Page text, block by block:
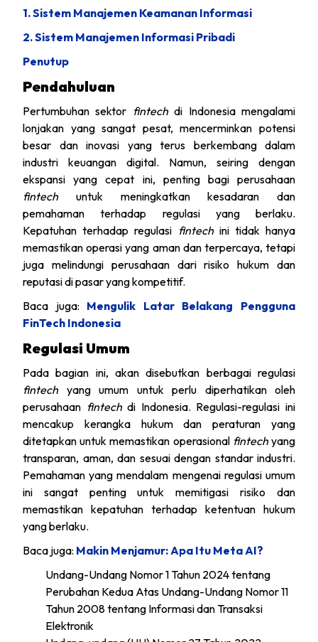
1. Sistem Manajemen Keamanan Informasi
2. Sistem Manajemen Informasi Pribadi
Penutup
Pendahuluan
Pertumbuhan sektor fintechdi Indonesia mengalami
lonjakan yang sangat pesat, mencerminkan potensi
besar dan inovasi yang terus berkembang dalam
industri keuangan digital. Namun, seiring dengan
ekspansi yang cepat ini, penting bagi perusahaan
fintech untuk meningkatkan kesadaran dan
pemahaman terhadap regulasi yang berlaku.
Kepatuhan terhadap regulasi fintech ini tidak hanya
memastikan operasi yang aman dan terpercaya, tetapi
juga melindungi perusahaan dari risiko hukum dan
reputasi di pasar yang kompetitif.
Baca juga: Mengulik Latar Belakang Pengguna
FinTech Indonesia
Regulasi Umum
Pada bagian ini, akan disebutkan berbagai regulasi
fintech yang umum untuk perlu diperhatikan oleh
perusahaan fintechdi Indonesia. Regulasi-regulasi ini
mencakup kerangka hukum dan peraturan yang
ditetapkan untuk memastikan operasional fintechyang
transparan, aman, dan sesuai dengan standar industri.
Pemahaman yang mendalam mengenai regulasi umum
ini sangat penting untuk memitigasi risiko dan
memastikan kepatuhan terhadap ketentuan hukum
yang berlaku.
Baca juga: Makin Menjamur: Apa Itu Meta AI?
Undang-Undang Nomor 1 Tahun 2024 tentang
Perubahan Kedua Atas Undang-Undang Nomor 11
Tahun 2008 tentang Informasi dan Transaksi
Elektronik